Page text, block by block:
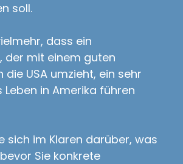
soll.
dass ein
der mit einem guten
die USA umzieht, ein sehr
in Amerika führen
sich im Klaren darüber, was
Sie konkrete